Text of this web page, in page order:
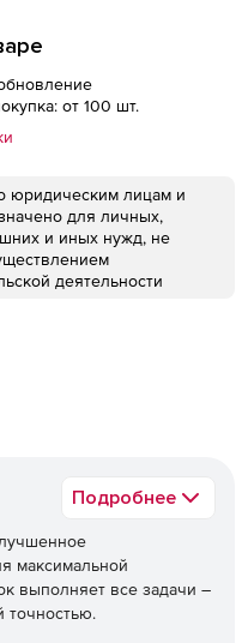
от 100 шт.
юридическим лицам и
для личных,
и иных нужд, не
деятельности
Подробнее
максимальной
выполняет все задачи –
точностью.